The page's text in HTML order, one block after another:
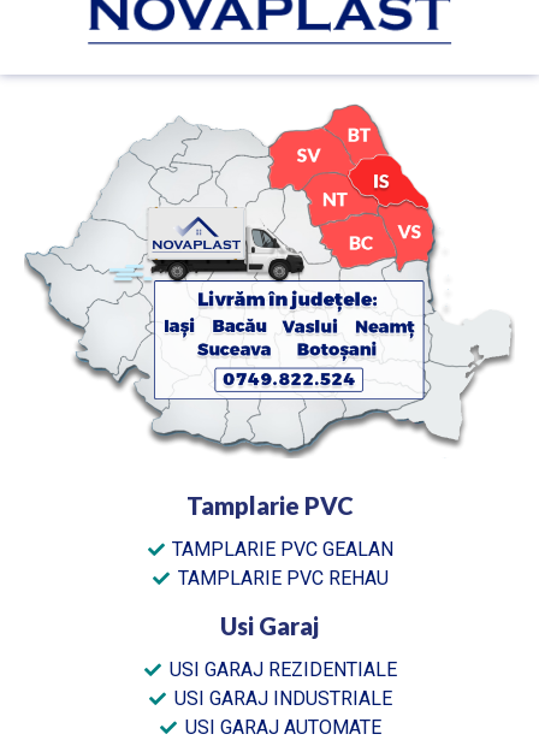
Tamplarie PVC
TAMPLARIE PVC GEALAN
TAMPLARIE PVC REHAU
Usi Garaj
USI GARAJ REZIDENTIALE
USI GARAJ INDUSTRIALE
USI GARAJ AUTOMATE